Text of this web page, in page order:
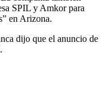
SPIL y Amkor para
en Arizona.
dijo que el anuncio de